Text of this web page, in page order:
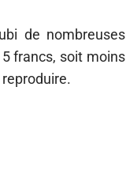
de nombreuses
francs, soit moins